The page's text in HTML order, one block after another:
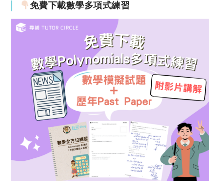
免費下載數學多項式練習